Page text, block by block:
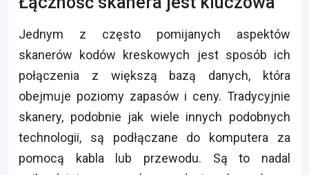
Jednym z często pomijanych aspektów
skanerów kodów kreskowych jest sposób ich
połączenia z większą bazą danych, która
obejmuje poziomy zapasów i ceny. Tradycyjnie
skanery, podobnie jak wiele innych podobnych
technologii, są podłączane do komputera za
pomocą kabla lub przewodu. Są to nadal